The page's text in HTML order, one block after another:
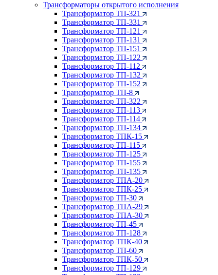
Трансформаторы открытого исполнения
Трансформатор ТП-321
Трансформатор ТП-331
Трансформатор ТП-121
Трансформатор ТП-131
Трансформатор ТП-151
Трансформатор ТП-122
Трансформатор ТП-112
Трансформатор ТП-132
Трансформатор ТП-152
Трансформатор ТП-8
Трансформатор ТП-322
Трансформатор ТП-113
Трансформатор ТП-114
Трансформатор ТП-134
Трансформатор ТПК-15
Трансформатор ТП-115
Трансформатор ТП-125
Трансформатор ТП-155
Трансформатор ТП-135
Трансформатор ТПА-20
Трансформатор ТПК-25
Трансформатор ТП-30
Трансформатор ТПА-29
Трансформатор ТПА-30
Трансформатор ТП-45
Трансформатор ТП-128
Трансформатор ТПК-40
Трансформатор ТП-60
Трансформатор ТПК-50
Трансформатор ТП-129